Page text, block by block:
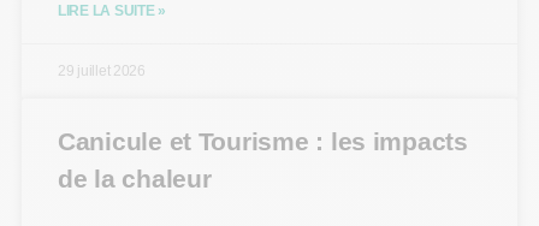
LIRE LA SUITE »
29 juillet 2026
Canicule et Tourisme : les impacts
de la chaleur